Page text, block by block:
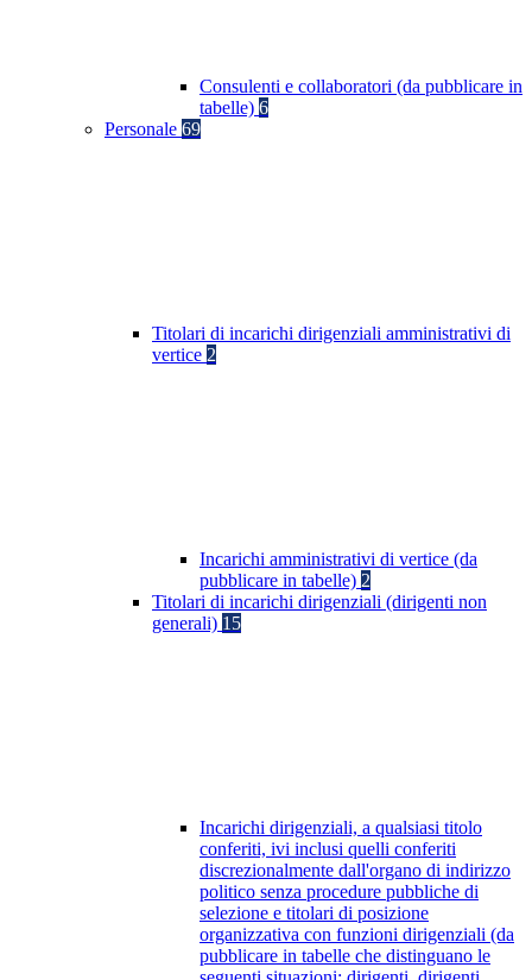
Consulenti e collaboratori (da pubblicare in
tabelle) 6
Personale 69
Titolari di incarichi dirigenziali amministrativi di
vertice 2
Incarichi amministrativi di vertice (da
pubblicare in tabelle) 2
Titolari di incarichi dirigenziali (dirigenti non
generali) 15
Incarichi dirigenziali, a qualsiasi titolo
conferiti, ivi inclusi quelli conferiti
discrezionalmente dall'organo di indirizzo
politico senza procedure pubbliche di
selezione e titolari di posizione
organizzativa con funzioni dirigenziali (da
pubblicare in tabelle che distinguano le